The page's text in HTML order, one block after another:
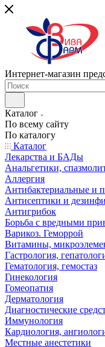
Интернет-магазин
Каталог
По всему сайту
По каталогу
Каталог
Лекарства и БАДы
Анальгетики,
Аллергия
Антибактериальные и
Антисептики и
Антигрибок
Борьба с вредными
Варикоз. Геморрой
Витамины,
Гастрология,
Гематология, гемостаз
Гинекология
Гомеопатия
Дерматология
Диагностические
Иммунология
Кардиология,
Местные анестетики